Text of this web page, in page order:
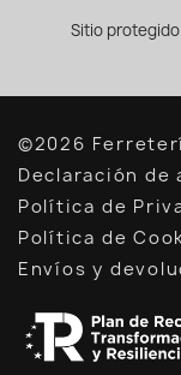
Sitio protegido
©2026
Declaración de
Política de
Política de
Envíos y